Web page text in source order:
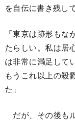
を自伝に書き残し
「東京は跡形も
たらしい。私は居
は非常に満足して
もうこれ以上の殺
た」
だが、その後も